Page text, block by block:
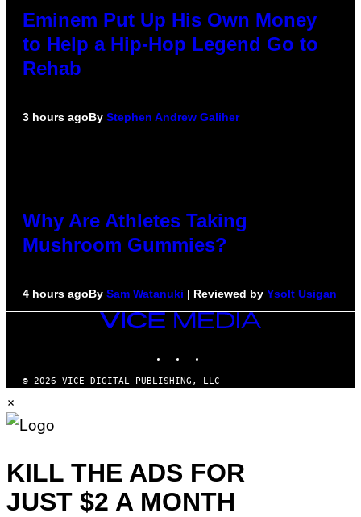
Eminem Put Up His Own Money
to Help a Hip-Hop Legend Go to
Rehab
3 hours agoBy Stephen Andrew Galiher
Why Are Athletes Taking
Mushroom Gummies?
4 hours agoBy Sam Watanuki | Reviewed by Ysolt Usigan
VICE
© 2026 VICE DIGITAL PUBLISHING, LLC
×
KILL THE ADS FOR
JUST $2 A MONTH